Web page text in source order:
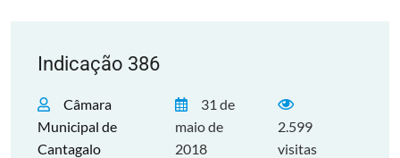
Indicação 386
Câmara
Municipal de
Cantagalo
31 de
maio de
2018
2.599
visitas